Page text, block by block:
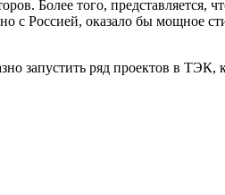
Более того, представляется,
с Россией, оказало бы мощное
запустить ряд проектов в